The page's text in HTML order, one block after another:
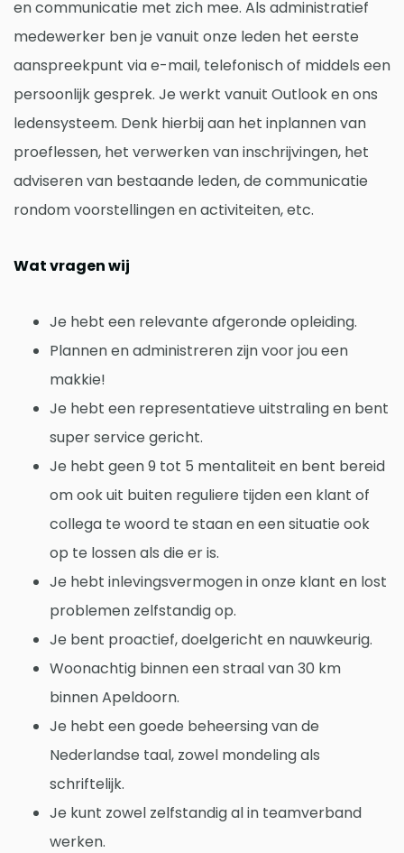
en communicatie met zich mee. Als administratief
medewerker ben je vanuit onze leden het eerste
aanspreekpunt via e-mail, telefonisch of middels een
persoonlijk gesprek. Je werkt vanuit Outlook en ons
ledensysteem. Denk hierbij aan het inplannen van
proeflessen, het verwerken van inschrijvingen, het
adviseren van bestaande leden, de communicatie
rondom voorstellingen en activiteiten, etc.
Wat vragen wij
Je hebt een relevante afgeronde opleiding.
Plannen en administreren zijn voor jou een
makkie!
Je hebt een representatieve uitstraling en bent
super service gericht.
Je hebt geen 9 tot 5 mentaliteit en bent bereid
om ook uit buiten reguliere tijden een klant of
collega te woord te staan en een situatie ook
op te lossen als die er is.
Je hebt inlevingsvermogen in onze klant en lost
problemen zelfstandig op.
Je bent proactief, doelgericht en nauwkeurig.
Woonachtig binnen een straal van 30 km
binnen Apeldoorn.
Je hebt een goede beheersing van de
Nederlandse taal, zowel mondeling als
schriftelijk.
Je kunt zowel zelfstandig al in teamverband
werken.